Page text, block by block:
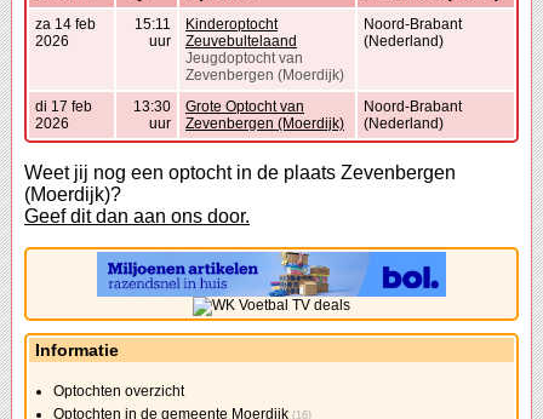
za 14 feb
2026
15:11
uur
Kinderoptocht
Zeuvebultelaand
Jeugdoptocht van
Zevenbergen (Moerdijk)
Noord-Brabant
(Nederland)
di 17 feb
2026
13:30
uur
Grote Optocht van
Zevenbergen (Moerdijk)
Noord-Brabant
(Nederland)
Weet jij nog een optocht in de plaats Zevenbergen
(Moerdijk)?
Geef dit dan aan ons door.
Informatie
Optochten overzicht
Optochten in de gemeente Moerdijk (16)